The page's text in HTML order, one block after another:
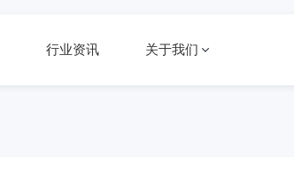
行业资讯 关于我们